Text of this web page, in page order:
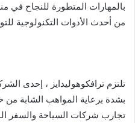
بالمهارات المتطورة للنجاح في
من أحدث الأدوات التكنولوجية
تلتزم ترافكوهوليدايز ، إحدى
بشدة برعاية المواهب الشابة من
تجارب شركات السياحة والسفر